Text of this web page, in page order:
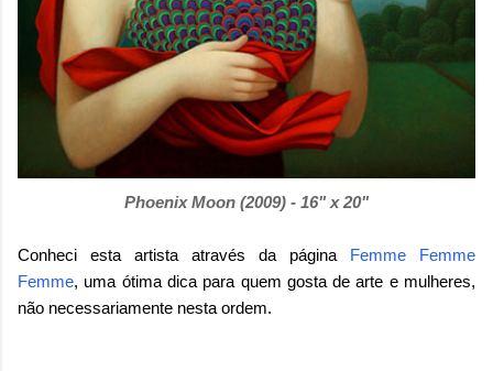
Phoenix Moon (2009) - 16" x 20"
Conheci esta artista através da página Femme Femme
Femme, uma ótima dica para quem gosta de arte e mulheres,
não necessariamente nesta ordem.